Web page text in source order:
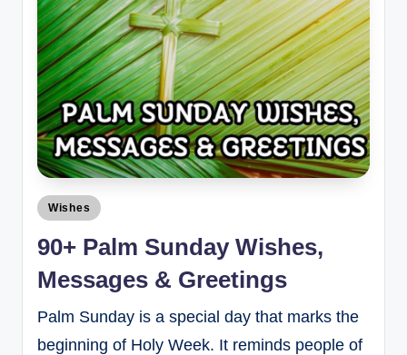
Wishes
90+ Palm Sunday Wishes,
Messages & Greetings
Palm Sunday is a special day that marks the
beginning of Holy Week. It reminds people of